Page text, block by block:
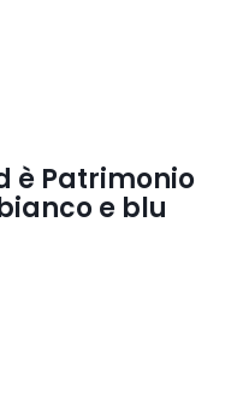
è Patrimonio
e blu